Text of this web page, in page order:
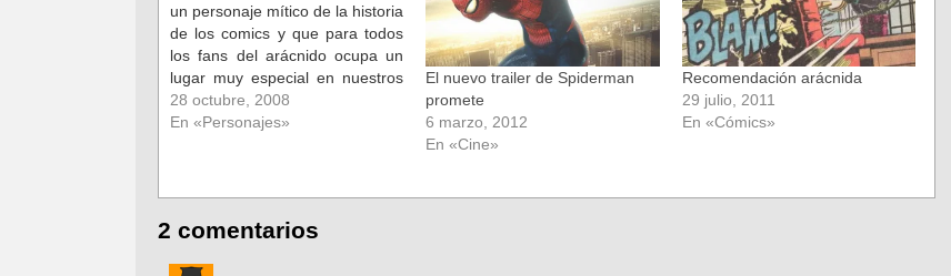
un personaje mítico de la historia
de los comics y que para todos
los fans del arácnido ocupa un
lugar muy especial en nuestros
corazoncitos. Se trata del primer
gran amor de Peter Parker, una
28 octubre, 2008
En «Personajes»
El nuevo trailer de Spiderman
promete
6 marzo, 2012
En «Cine»
Recomendación arácnida
29 julio, 2011
En «Cómics»
2 comentarios